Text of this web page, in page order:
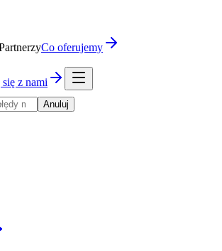
Co oferujemy
z nami
Anuluj